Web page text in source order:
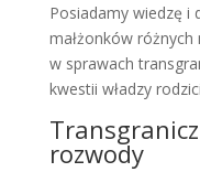
Posiadamy wiedzę i
małżonków
w sprawach
kwestii władzy
rozwody